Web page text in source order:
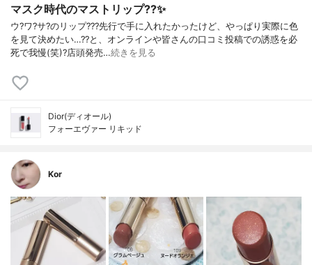
マスク時代のマストリップ??✨
ウ?ワ?サ?のリップ???先行で手に入れたかったけど、やっぱり実際に色
を見て決めたい…??と、オンラインや皆さんの口コミ投稿での誘惑を必
死で我慢(笑)?店頭発売…続きを見る
Dior(ディオール)
フォーエヴァー リキッド
Kor